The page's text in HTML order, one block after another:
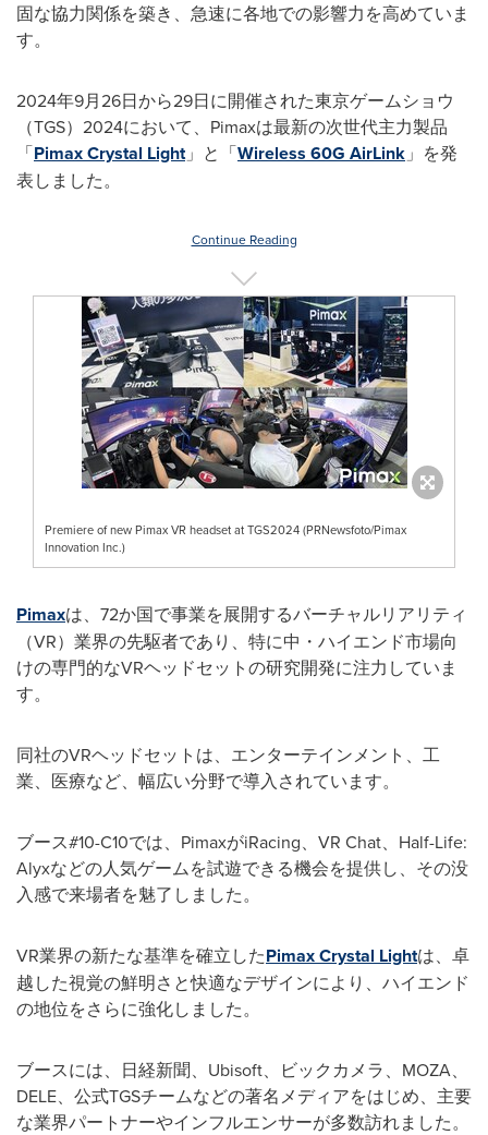
固な協力関係を築き、急速に各地での影響力を高めていま
す。
2024年9月26日から29日に開催された東京ゲームショウ
（TGS）2024において、Pimaxは最新の次世代主力製品
「Pimax Crystal Light」と「Wireless 60G AirLink 」を発
表しました。
Continue Reading
Premiere of new Pimax VR headset at TGS2024 (PRNewsfoto/Pimax
Innovation Inc.)
Pimaxは、72か国で事業を展開するバーチャルリアリティ
（VR）業界の先駆者であり、特に中・ハイエンド市場向
けの専門的なVRヘッドセットの研究開発に注力していま
す。
同社のVRヘッドセットは、エンターテインメント、工
業、医療など、幅広い分野で導入されています。
ブース#10-C10では、PimaxがiRacing、VR Chat、Half-Life:
Alyxなどの人気ゲームを試遊できる機会を提供し、その没
入感で来場者を魅了しました。
VR業界の新たな基準を確立したPimax Crystal Lightは、卓
越した視覚の鮮明さと快適なデザインにより、ハイエンド
の地位をさらに強化しました。
ブースには、日経新聞、Ubisoft、ビックカメラ、MOZA、
DELE、公式TGSチームなどの著名メディアをはじめ、主要
な業界パートナーやインフルエンサーが多数訪れました。